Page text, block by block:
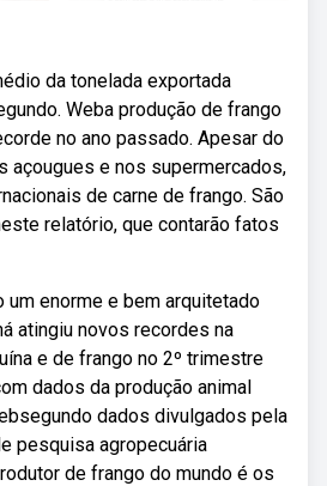
da tonelada exportada
Weba produção de frango
no ano passado. Apesar do
açougues e nos supermercados,
de carne de frango. São
relatório, que contarão fatos
enorme e bem arquitetado
atingiu novos recordes na
e de frango no 2º trimestre
dados da produção animal
dados divulgados pela
pesquisa agropecuária
de frango do mundo é os